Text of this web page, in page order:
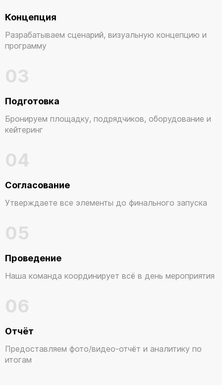
Концепция
Разрабатываем сценарий, визуальную концепцию и
программу
03
Подготовка
Бронируем площадку, подрядчиков, оборудование и
кейтеринг
04
Согласование
Утверждаете все элементы до финального запуска
05
Проведение
Наша команда координирует всё в день мероприятия
06
Отчёт
Предоставляем фото/видео-отчёт и аналитику по
итогам